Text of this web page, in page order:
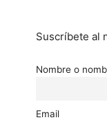
Suscríbete al
Nombre o
Email